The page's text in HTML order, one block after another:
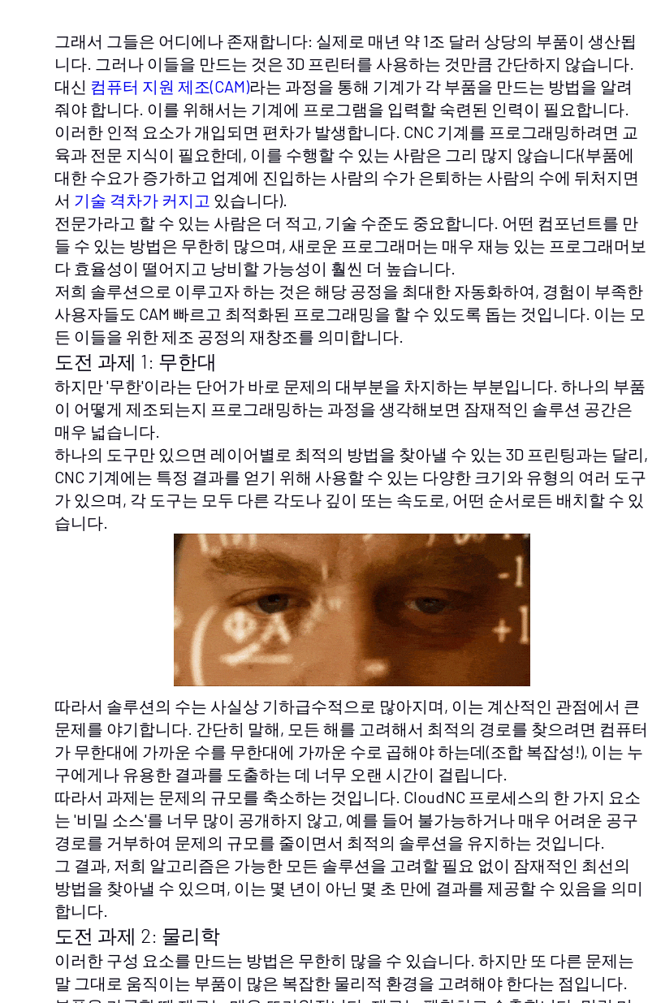
그래서 그들은 어디에나 존재합니다: 실제로 매년 약 1조 달러 상당의 부품이 생산됩
니다. 그러나 이들을 만드는 것은 3D 프린터를 사용하는 것만큼 간단하지 않습니다.
대신 컴퓨터 지원 제조(CAM)라는 과정을 통해 기계가 각 부품을 만드는 방법을 알려
줘야 합니다. 이를 위해서는 기계에 프로그램을 입력할 숙련된 인력이 필요합니다.
이러한 인적 요소가 개입되면 편차가 발생합니다. CNC 기계를 프로그래밍하려면 교
육과 전문 지식이 필요한데, 이를 수행할 수 있는 사람은 그리 많지 않습니다(부품에
대한 수요가 증가하고 업계에 진입하는 사람의 수가 은퇴하는 사람의 수에 뒤처지면
서 기술 격차가 커지고 있습니다).
전문가라고 할 수 있는 사람은 더 적고, 기술 수준도 중요합니다. 어떤 컴포넌트를 만
들 수 있는 방법은 무한히 많으며, 새로운 프로그래머는 매우 재능 있는 프로그래머보
다 효율성이 떨어지고 낭비할 가능성이 훨씬 더 높습니다.
저희 솔루션으로 이루고자 하는 것은 해당 공정을 최대한 자동화하여, 경험이 부족한
사용자들도 CAM 빠르고 최적화된 프로그래밍을 할 수 있도록 돕는 것입니다. 이는 모
든 이들을 위한 제조 공정의 재창조를 의미합니다.
도전 과제 1: 무한대
하지만 '무한'이라는 단어가 바로 문제의 대부분을 차지하는 부분입니다. 하나의 부품
이 어떻게 제조되는지 프로그래밍하는 과정을 생각해보면 잠재적인 솔루션 공간은
매우 넓습니다.
하나의 도구만 있으면 레이어별로 최적의 방법을 찾아낼 수 있는 3D 프린팅과는 달리,
CNC 기계에는 특정 결과를 얻기 위해 사용할 수 있는 다양한 크기와 유형의 여러 도구
가 있으며, 각 도구는 모두 다른 각도나 깊이 또는 속도로, 어떤 순서로든 배치할 수 있
습니다.
따라서 솔루션의 수는 사실상 기하급수적으로 많아지며, 이는 계산적인 관점에서 큰
문제를 야기합니다. 간단히 말해, 모든 해를 고려해서 최적의 경로를 찾으려면 컴퓨터
가 무한대에 가까운 수를 무한대에 가까운 수로 곱해야 하는데(조합 복잡성!), 이는 누
구에게나 유용한 결과를 도출하는 데 너무 오랜 시간이 걸립니다.
따라서 과제는 문제의 규모를 축소하는 것입니다. CloudNC 프로세스의 한 가지 요소
는 '비밀 소스'를 너무 많이 공개하지 않고, 예를 들어 불가능하거나 매우 어려운 공구
경로를 거부하여 문제의 규모를 줄이면서 최적의 솔루션을 유지하는 것입니다.
그 결과, 저희 알고리즘은 가능한 모든 솔루션을 고려할 필요 없이 잠재적인 최선의
방법을 찾아낼 수 있으며, 이는 몇 년이 아닌 몇 초 만에 결과를 제공할 수 있음을 의미
합니다.
도전 과제 2: 물리학
이러한 구성 요소를 만드는 방법은 무한히 많을 수 있습니다. 하지만 또 다른 문제는
말 그대로 움직이는 부품이 많은 복잡한 물리적 환경을 고려해야 한다는 점입니다.